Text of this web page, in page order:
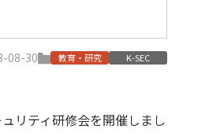
08-30 教育・研究 K-SEC
リティ研修会を開催しまし